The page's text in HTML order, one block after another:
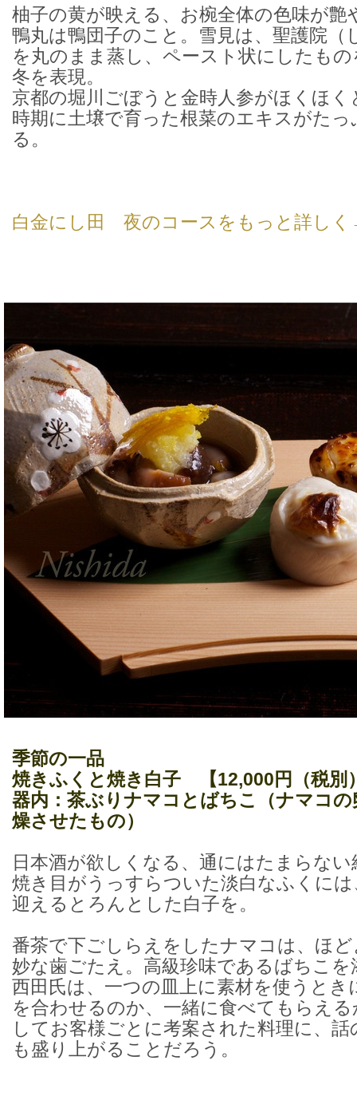
柚子の黄が映える、お椀全体の色味が艶
鴨丸は鴨団子のこと。雪見は、聖護院（
を丸のまま蒸し、ペースト状にしたも
冬を表現。
京都の堀川ごぼうと金時人参がほくほ
時期に土壌で育った根菜のエキスがた
る。
白金にし田 夜のコースをもっと詳し
季節の一品
焼きふくと焼き白子
【12,000円（税
器内：茶ぶりナマコとばちこ（ナマコ
燥させたもの）
日本酒が欲しくなる、通にはたまらな
焼き目がうっすらついた淡白なふくに
迎えるとろんとした白子を。
番茶で下ごしらえをしたナマコは、ほ
妙な歯ごたえ。高級珍味であるばちこを
西田氏は、一つの皿上に素材を使うとき
を合わせるのか、一緒に食べてもらえ
してお客様ごとに考案された料理に、
も盛り上がることだろう。